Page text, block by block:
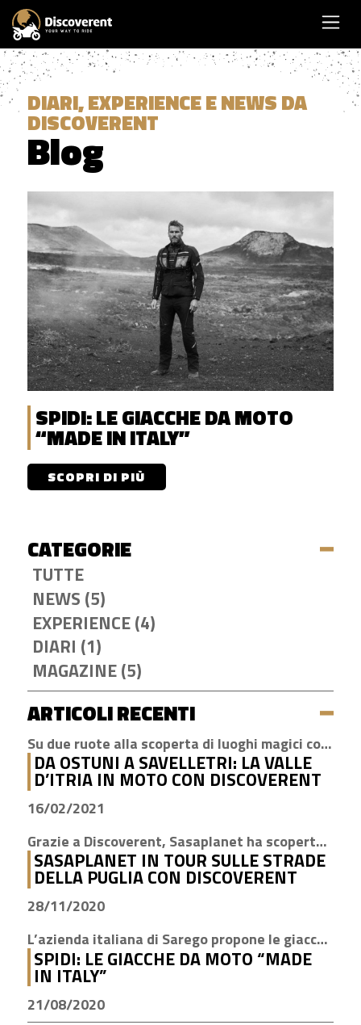
DIARI, EXPERIENCE E NEWS DA
DISCOVERENT
Blog
SPIDI: LE GIACCHE DA MOTO
“MADE IN ITALY”
SCOPRI DI PIÙ
CATEGORIE
TUTTE
NEWS (5)
EXPERIENCE (4)
DIARI (1)
MAGAZINE (5)
ARTICOLI RECENTI
Su due ruote alla scoperta di luoghi magici come Cisternino, Locorotondo e Alberobello
DA OSTUNI A SAVELLETRI: LA VALLE
D’ITRIA IN MOTO CON DISCOVERENT
16/02/2021
Grazie a Discoverent, Sasaplanet ha scoperto la magia della nostra amata regione
SASAPLANET IN TOUR SULLE STRADE
DELLA PUGLIA CON DISCOVERENT
28/11/2020
L’azienda italiana di Sarego propone le giacche con la tecnologia H2Out, impermeabile, antivento e traspirante
SPIDI: LE GIACCHE DA MOTO “MADE
IN ITALY”
21/08/2020